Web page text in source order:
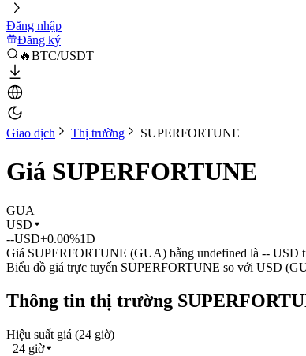
Đăng nhập
Đăng ký
🔥BTC/USDT
Giao dịch Thị trường SUPERFORTUNE
Giá SUPERFORTUNE
GUA
USD
--USD+0.00%1D
Giá SUPERFORTUNE (GUA) bằng undefined là -- USD
Biểu đồ giá trực tuyến SUPERFORTUNE so với USD
Thông tin thị trường
Hiệu suất giá (24 giờ)
24 giờ